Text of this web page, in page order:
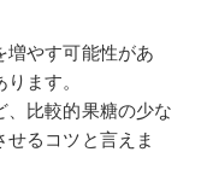
増やす可能性があ
ます。
、比較的果糖の少な
るコツと言えま